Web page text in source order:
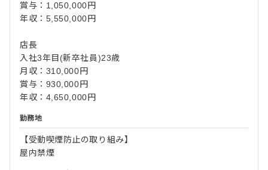
賞与：1,050,000円
年収：5,550,000円
店長
入社3年目(新卒社員)23歳
月収：310,000円
賞与：930,000円
年収：4,650,000円
勤務地
【受動喫煙防止の取り組み】
屋内禁煙